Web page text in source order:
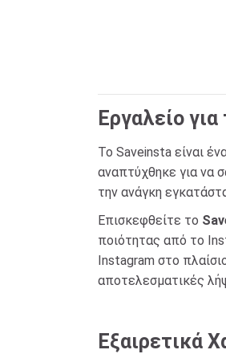
Εργαλείο
Το Saveinsta είναι
αναπτύχθηκε για να
την ανάγκη
Επισκεφθείτε το
ποιότητας από το
Instagram στο
αποτελεσματικές
Εξαιρετικά